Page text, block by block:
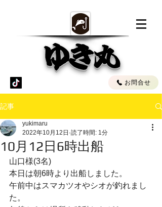
ゆき丸
お問合せ
記事
10月12日6時出船
yukimaru
2022年10月12日 読了時間: 1分
山口様(3名)
本日は朝6時より出船しました。
午前中はスマカツオやシオが釣れまし
た。